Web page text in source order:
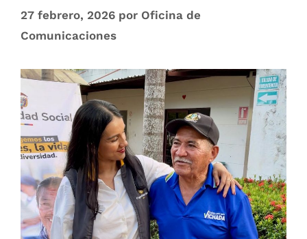
27 febrero, 2026 por Oficina de
Comunicaciones